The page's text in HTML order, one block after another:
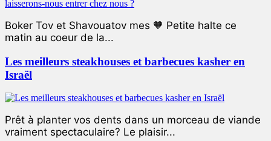
Boker Tov et Shavouatov mes 🧡 Petite halte ce
matin au coeur de la...
Les meilleurs steakhouses et barbecues kasher en
Israël
Prêt à planter vos dents dans un morceau de viande
vraiment spectaculaire? Le plaisir...